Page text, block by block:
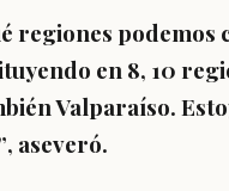
regiones
en 8, 10
Valparaíso.
, aseveró.